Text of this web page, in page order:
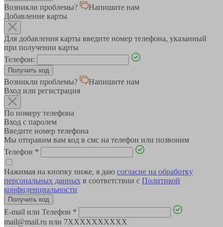
Возникли проблемы?
Напишите нам
Добавление карты
Для добавления карты введите номер телефона, указанный
при получении карты
Телефон:
Возникли проблемы?
Напишите нам
Вход или регистрация
По номеру телефона
Вход с паролем
Введите номер телефона
Мы отправим вам код в смс на телефон или позвоним
Телефон *
Нажимая на кнопку ниже, я даю согласие на обработку
персональных данных в соответствии с Политикой
конфиденциальности
E-mail или Телефон *
mail@mail.ru или 7XXXXXXXXXX